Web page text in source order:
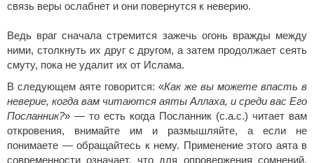
связь веры ослабнет и они повернутся к неверию.
Ведь враг сначала стремится зажечь огонь вражды между
ними, столкнуть их друг с другом, а затем продолжает сеять
смуту, пока не удалит их от Ислама.
В следующем аяте говорится: «Как же вы можете впасть в
неверие, когда вам читаются аяты Аллаха, и среди вас Его
Посланник?» — то есть когда Посланник (с.а.с.) читает вам
откровения, внимайте им и размышляйте, а если не
понимаете — обращайтесь к нему. Применение этого аята в
современности означает, что для опровержения сомнений,